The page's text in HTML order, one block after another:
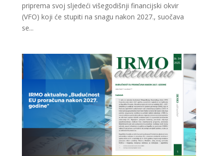
priprema svoj sljedeći višegodišnji financijski okvir
(VFO) koji će stupiti na snagu nakon 2027., suočava
se...